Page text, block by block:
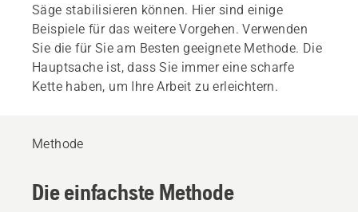
Säge stabilisieren können. Hier sind einige
Beispiele für das weitere Vorgehen. Verwenden
Sie die für Sie am Besten geeignete Methode. Die
Hauptsache ist, dass Sie immer eine scharfe
Kette haben, um Ihre Arbeit zu erleichtern.
Methode
Die einfachste Methode